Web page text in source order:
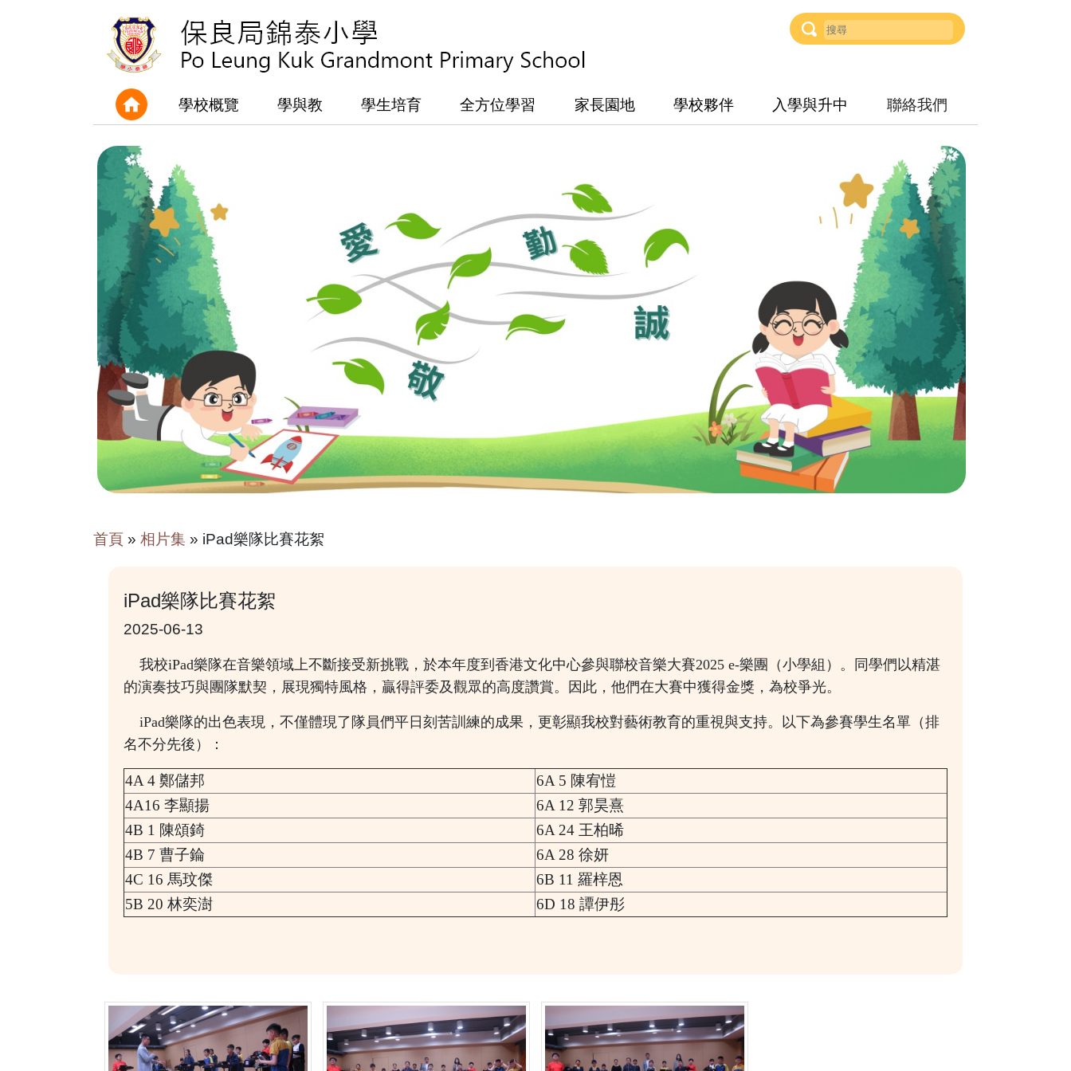
學校概覽 學與教 學生培育 全方位學習 家長園地 學校夥伴 入學與升中 聯絡我們
首頁 » 相片集 » iPad樂隊比賽花絮
iPad樂隊比賽花絮
2025-06-13
我校iPad樂隊在音樂領域上不斷接受新挑戰，於本年度到香港文化中心參與聯校音樂大賽2025 e-樂團（小學組）。同學們以精湛
的演奏技巧與團隊默契，展現獨特風格，贏得評委及觀眾的高度讚賞。因此，他們在大賽中獲得金獎，為校爭光。
iPad樂隊的出色表現，不僅體現了隊員們平日刻苦訓練的成果，更彰顯我校對藝術教育的重視與支持。以下為參賽學生名單（排
名不分先後）：
4A 4 鄭儲邦
6A 5 陳宥愷
4A16 李顯揚
6A 12 郭昊熹
4B 1 陳頌錡
6A 24 王柏晞
4B 7 曹子錀
6A 28 徐妍
4C 16 馬玟傑
6B 11 羅梓恩
5B 20 林奕澍
6D 18 譚伊彤